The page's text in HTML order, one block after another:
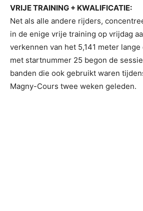
VRIJE TRAINING + KWALIFICATIE:
Net als alle andere rijders,
in de enige vrije training op vrijdag
verkennen van het 5,141 meter
met startnummer 25 begon de
banden die ook gebruikt waren
Magny-Cours twee weken geleden.